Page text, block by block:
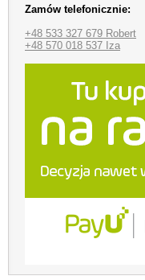
Zamów telefonicznie:
+48 533 327 679 Robert
+48 570 018 537 Iza